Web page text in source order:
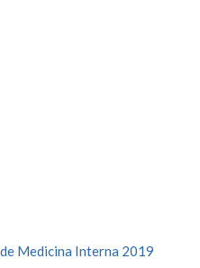
Medicina Interna 2019